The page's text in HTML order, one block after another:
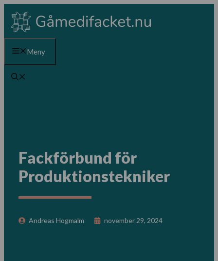
Hoppa
innehåll
Meny
Fackförbund för
Produktionstekniker
Andreas Hogmalm november 29, 2024